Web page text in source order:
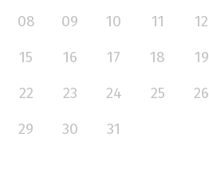
08
09 10 11 12
15
16 17 18 19
22
23 24 25 26
29
30 31